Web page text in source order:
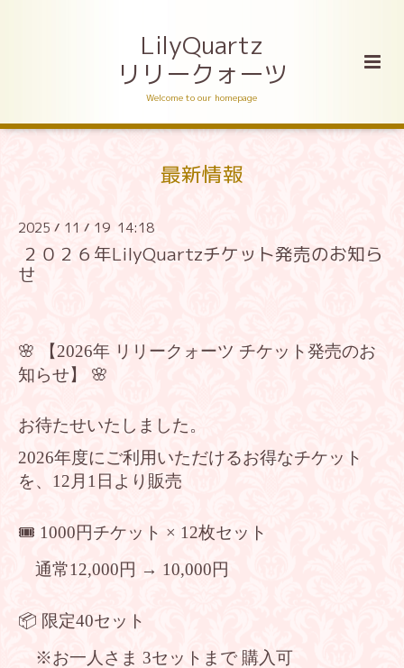
LilyQuartz
リリークォーツ
Welcome to our homepage
最新情報
2025 / 11 / 19 14:18
２０２６年LilyQuartzチケット発売のお知ら
せ
🌸 【2026年 リリークォーツ チケット発売のお
知らせ】 🌸
お待たせいたしました。
2026年度にご利用いただけるお得なチケット
を、12月1日より販売
🎟 1000円チケット × 12枚セット
通常12,000円 → 10,000円
📦 限定40セット
※お一人さま 3セットまで 購入可